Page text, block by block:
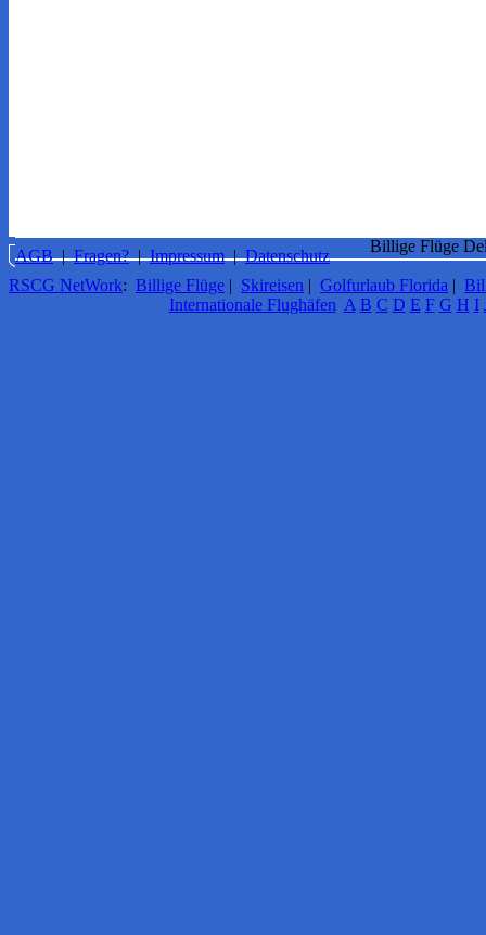
AGB|Fragen?|Impressum|Datenschutz
Billige Flüge
RSCG NetWork: Billige Flüge | Skireisen | Golfurlaub Florida |
Internationale Flughäfen A B C D E F G H I